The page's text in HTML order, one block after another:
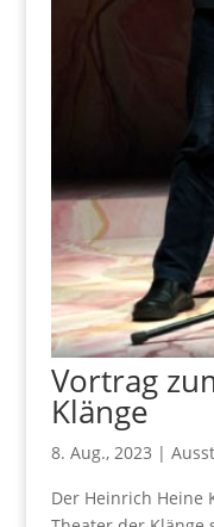
Vortrag
Klänge
8. Aug., 2023 |
Der Heinrich Heine